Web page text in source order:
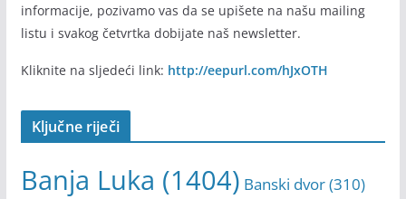
informacije, pozivamo vas da se upišete na našu mailing
listu i svakog četvrtka dobijate naš newsletter.
Kliknite na sljedeći link: http://eepurl.com/hJxOTH
Ključne riječi
Banja Luka (1404) Banski dvor(310)